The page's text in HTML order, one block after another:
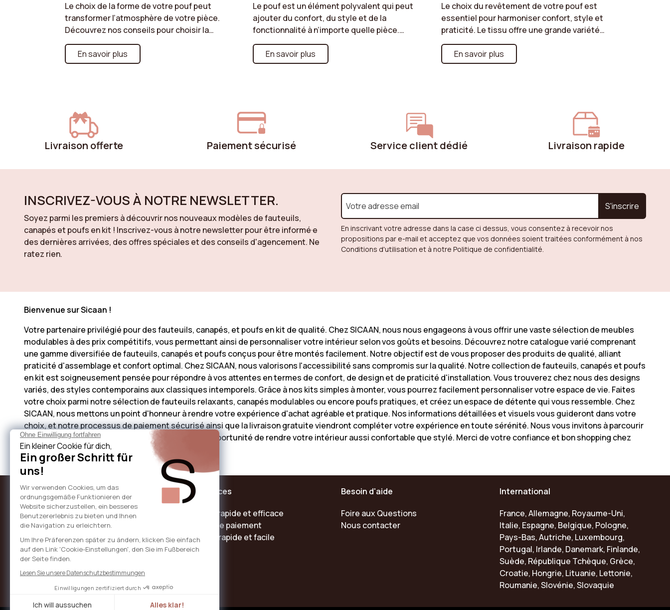
Le choix de la forme de votre pouf peut
transformer l’atmosphère de votre pièce.
Découvrez nos conseils pour choisir la
forme qui s'harmonisera le mieux avec
votre espace, en tenant compte de vos
besoins pratiques et esthétiques. Que ce
En savoir plus
Le pouf est un élément polyvalent qui peut
ajouter du confort, du style et de la
fonctionnalité à n’importe quelle pièce.
Découvrez notre guide pratique pour
choisir le type de pouf qui répondra à vos
besoins. Que vous optiez pour un pouf
pouf repose-pieds pour accompagner
votre fauteuil, nous vous aidons à faire le
bon choix.
En savoir plus
Le choix du revêtement de votre pouf est
essentiel pour harmoniser confort, style et
praticité. Le tissu offre une grande variété
de couleurs et de textures tandis que le
velours côtelé apporte une touche rétro.
Le velours classique est parfait pour une
En savoir plus
Livraison offerte Paiement sécurisé Service client dédié Livraison rapide
INSCRIVEZ-VOUS À NOTRE NEWSLETTER.
Soyez parmi les premiers à découvrir nos nouveaux modèles de fauteuils,
canapés et poufs en kit ! Inscrivez-vous à notre newsletter pour être informé·e
des dernières arrivées, des offres spéciales et des conseils d'agencement. Ne
ratez rien.
S'inscrire
En inscrivant votre adresse dans la case ci dessus, vous consentez à recevoir nos
propositions par e-mail et acceptez que vos données soient traitées conformément à nos
Conditions d'utilisation et à notre Politique de confidentialité.
Bienvenue sur Sicaan !
Votre partenaire privilégié pour des fauteuils, canapés, et poufs en kit de qualité. Chez SICAAN, nous nous engageons à vous offrir une vaste sélection de meubles
modulables à des prix compétitifs, vous permettant ainsi de personnaliser votre intérieur selon vos goûts et besoins. Découvrez notre catalogue varié comprenant
une gamme diversifiée de fauteuils, canapés et poufs conçus pour être montés facilement. Notre objectif est de vous proposer des produits de qualité, alliant
praticité d'assemblage et confort optimal. Chez SICAAN, nous valorisons l'accessibilité sans compromis sur la qualité. Notre collection de fauteuils, canapés et poufs
en kit est soigneusement pensée pour répondre à vos attentes en termes de confort, de design et de praticité d'installation. Vous trouverez chez nous des designs
variés, des styles contemporains aux classiques intemporels. Grâce à nos kits simples à monter, vous pourrez facilement personnaliser votre espace de vie. Faites
votre choix parmi notre sélection de fauteuils relaxants, canapés modulables ou encore poufs pratiques, et créez un espace de détente qui vous ressemble. Chez
SICAAN, nous mettons un point d'honneur à rendre votre expérience d'achat agréable et pratique. Nos informations détaillées et visuels vous guideront dans votre
choix, et notre processus de paiement sécurisé ainsi que la livraison gratuite viendront compléter votre expérience en toute sérénité. Nous vous invitons à parcourir
notre collection dès maintenant et à profiter de l'opportunité de rendre votre intérieur aussi confortable que stylé. Merci de votre confiance et bon shopping chez
SICAAN !
À propos de sicaan
Qui sommes-nous ?
Prix abordable
Nos services
Livraison rapide et efficace
Moyens de paiement
Montage rapide et facile
Besoin d'aide
Foire aux Questions
Nous contacter
International
France, Allemagne, Royaume-Uni,
Italie, Espagne, Belgique, Pologne,
Pays-Bas, Autriche, Luxembourg,
Portugal, Irlande, Danemark, Finlande,
Suède, République Tchèque, Grèce,
Croatie, Hongrie, Lituanie, Lettonie,
Roumanie, Slovénie, Slovaquie